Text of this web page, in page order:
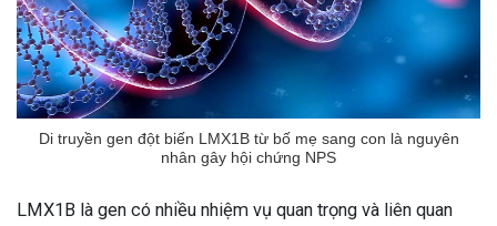
Sau Sinh Có Tự Khỏi
Thông Tin Cần Biết
sau sinh là tình trạng viêm da
phổ biến, khiến đôi bàn tay,
của chị em trở nên khô...
Di truyền gen đột biến LMX1B từ bố mẹ sang con là nguyên
nhân gây hội chứng NPS
LMX1B là gen có nhiều nhiệm vụ quan trọng và liên quan